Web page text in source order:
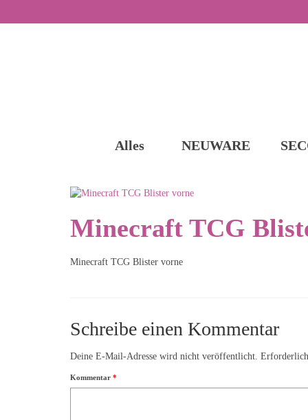
Alles NEUWARE
Minecraft TCG
Minecraft TCG Blister vorne
Schreibe einen Kommentar
Deine E-Mail-Adresse wird nicht veröffentlicht.
Kommentar *